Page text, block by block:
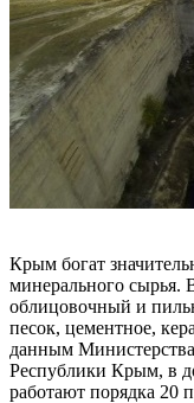
Крым богат
минерального сырья.
облицовочный и
песок, цементное,
данным Министерства
Республики Крым, в
работают порядка 20